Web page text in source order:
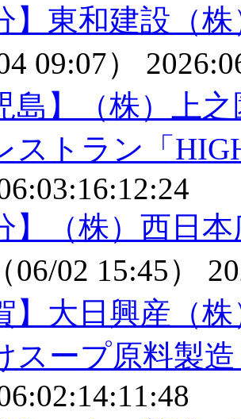
】東和建設（
09:07）
島】（株）上
トラン「
】（株）西日
（06/02 15:45）
】大日興産（
スープ原料製